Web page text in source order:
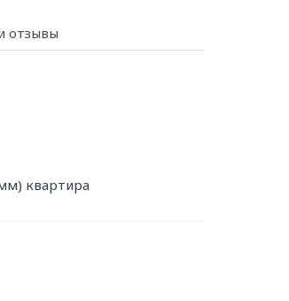
отзывы
квартира